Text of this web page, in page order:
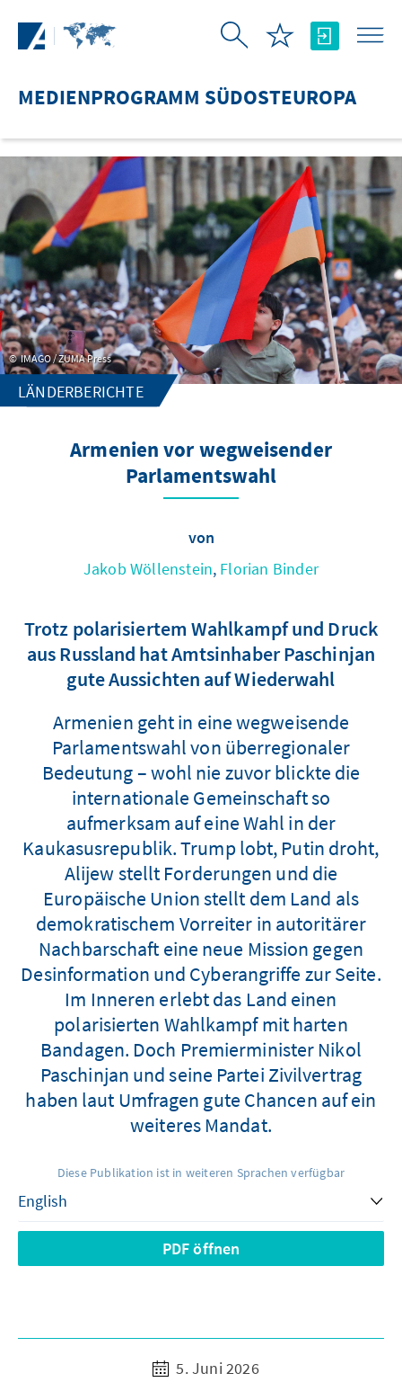
MEDIENPROGRAMM SÜDOSTEUROPA
IMAGO / ZUMA Press
LÄNDERBERICHTE
Armenien vor wegweisender
Parlamentswahl
von
Jakob Wöllenstein, Florian Binder
Trotz polarisiertem Wahlkampf und Druck
aus Russland hat Amtsinhaber Paschinjan
gute Aussichten auf Wiederwahl
Armenien geht in eine wegweisende
Parlamentswahl von überregionaler
Bedeutung – wohl nie zuvor blickte die
internationale Gemeinschaft so
aufmerksam auf eine Wahl in der
Kaukasusrepublik. Trump lobt, Putin droht,
Alijew stellt Forderungen und die
Europäische Union stellt dem Land als
demokratischem Vorreiter in autoritärer
Nachbarschaft eine neue Mission gegen
Desinformation und Cyberangriffe zur Seite.
Im Inneren erlebt das Land einen
polarisierten Wahlkampf mit harten
Bandagen. Doch Premierminister Nikol
Paschinjan und seine Partei Zivilvertrag
haben laut Umfragen gute Chancen auf ein
weiteres Mandat.
Diese Publikation ist in weiteren Sprachen verfügbar
PDF öffnen
5. Juni 2026